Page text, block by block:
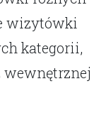
wizytówki
kategorii,
wewnętrznej